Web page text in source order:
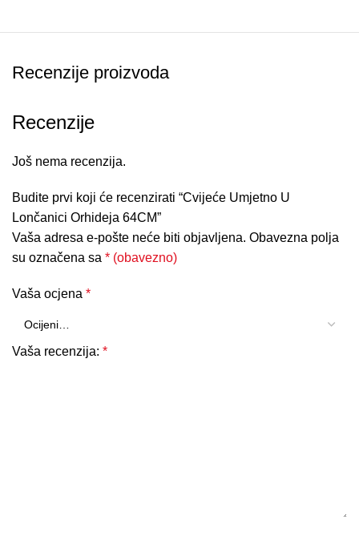
Recenzije proizvoda
Recenzije
Još nema recenzija.
Budite prvi koji će recenzirati “Cvijeće Umjetno U
Lončanici Orhideja 64CM”
Vaša adresa e-pošte neće biti objavljena. Obavezna polja
su označena sa * (obavezno)
Vaša ocjena *
Vaša recenzija: *